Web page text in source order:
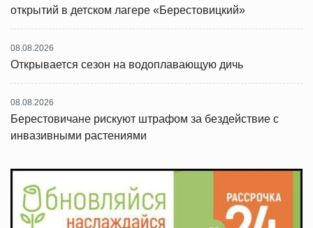
открытий в детском лагере «Берестовицкий»
08.08.2026
Открывается сезон на водоплавающую дичь
08.08.2026
Берестовичане рискуют штрафом за бездействие с
инвазивными растениями